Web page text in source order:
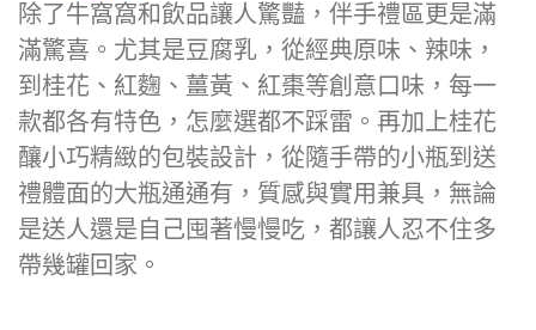
除了牛窩窩和飲品讓人驚豔，伴手禮區更是滿
滿驚喜。尤其是豆腐乳，從經典原味、辣味，
到桂花、紅麴、薑黃、紅棗等創意口味，每一
款都各有特色，怎麼選都不踩雷。再加上桂花
釀小巧精緻的包裝設計，從隨手帶的小瓶到送
禮體面的大瓶通通有，質感與實用兼具，無論
是送人還是自己囤著慢慢吃，都讓人忍不住多
帶幾罐回家。